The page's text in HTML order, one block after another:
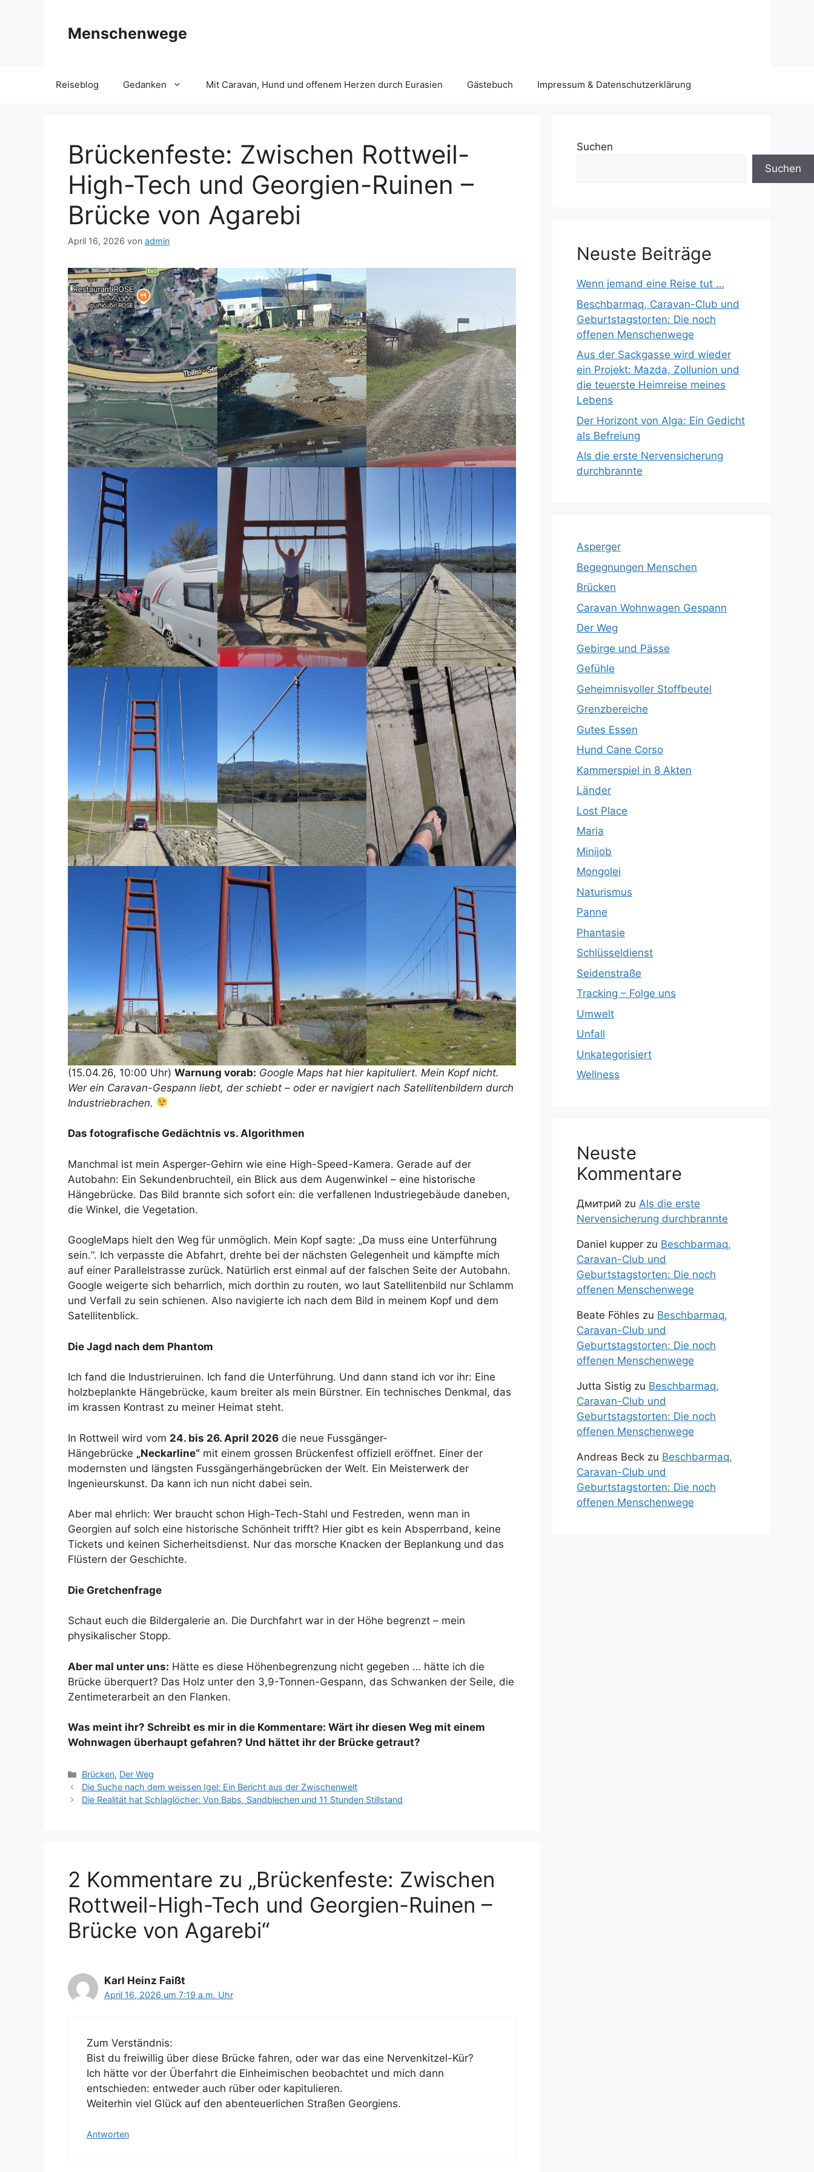
Menschenwege
Reiseblog Gedanken Mit Caravan, Hund und offenem Herzen durch Eurasien Gästebuch Impressum & Datenschutzerklärung
Brückenfeste: Zwischen Rottweil-
High-Tech und Georgien-Ruinen –
Brücke von Agarebi
April 16, 2026 von admin
(15.04.26, 10:00 Uhr) Warnung vorab: Google Maps hat hier kapituliert. Mein Kopf nicht.
Wer ein Caravan-Gespann liebt, der schiebt – oder er navigiert nach Satellitenbildern durch
Industriebrachen.
Das fotografische Gedächtnis vs. Algorithmen
Manchmal ist mein Asperger-Gehirn wie eine High-Speed-Kamera. Gerade auf der
Autobahn: Ein Sekundenbruchteil, ein Blick aus dem Augenwinkel – eine historische
Hängebrücke. Das Bild brannte sich sofort ein: die verfallenen Industriegebäude daneben,
die Winkel, die Vegetation.
GoogleMaps hielt den Weg für unmöglich. Mein Kopf sagte: „Da muss eine Unterführung
sein.“. Ich verpasste die Abfahrt, drehte bei der nächsten Gelegenheit und kämpfte mich
auf einer Parallelstrasse zurück. Natürlich erst einmal auf der falschen Seite der Autobahn.
Google weigerte sich beharrlich, mich dorthin zu routen, wo laut Satellitenbild nur Schlamm
und Verfall zu sein schienen. Also navigierte ich nach dem Bild in meinem Kopf und dem
Satellitenblick.
Die Jagd nach dem Phantom
Ich fand die Industrieruinen. Ich fand die Unterführung. Und dann stand ich vor ihr: Eine
holzbeplankte Hängebrücke, kaum breiter als mein Bürstner. Ein technisches Denkmal, das
im krassen Kontrast zu meiner Heimat steht.
In Rottweil wird vom 24. bis 26. April 2026 die neue Fussgänger-
Hängebrücke „Neckarline“ mit einem grossen Brückenfest offiziell eröffnet. Einer der
modernsten und längsten Fussgängerhängebrücken der Welt. Ein Meisterwerk der
Ingenieurskunst. Da kann ich nun nicht dabei sein.
Aber mal ehrlich: Wer braucht schon High-Tech-Stahl und Festreden, wenn man in
Georgien auf solch eine historische Schönheit trifft? Hier gibt es kein Absperrband, keine
Tickets und keinen Sicherheitsdienst. Nur das morsche Knacken der Beplankung und das
Flüstern der Geschichte.
Die Gretchenfrage
Schaut euch die Bildergalerie an. Die Durchfahrt war in der Höhe begrenzt – mein
physikalischer Stopp.
Aber mal unter uns: Hätte es diese Höhenbegrenzung nicht gegeben … hätte ich die
Brücke überquert? Das Holz unter den 3,9-Tonnen-Gespann, das Schwanken der Seile, die
Zentimeterarbeit an den Flanken.
Was meint ihr? Schreibt es mir in die Kommentare: Wärt ihr diesen Weg mit einem
Wohnwagen überhaupt gefahren? Und hättet ihr der Brücke getraut?
Kategorien
Brücken, Der Weg
Die Suche nach dem weissen Igel: Ein Bericht aus der Zwischenwelt
Die Realität hat Schlaglöcher: Von Babs, Sandblechen und 11 Stunden Stillstand
2 Kommentare zu „Brückenfeste: Zwischen
Rottweil-High-Tech und Georgien-Ruinen –
Brücke von Agarebi“
Karl Heinz Faißt
April 16, 2026 um 7:19 a.m. Uhr
Zum Verständnis:
Bist du freiwillig über diese Brücke fahren, oder war das eine Nervenkitzel-Kür?
Ich hätte vor der Überfahrt die Einheimischen beobachtet und mich dann
entschieden: entweder auch rüber oder kapitulieren.
Weiterhin viel Glück auf den abenteuerlichen Straßen Georgiens.
Antworten
Suchen
Suchen
Neuste Beiträge
Wenn jemand eine Reise tut …
Beschbarmaq, Caravan-Club und
Geburtstagstorten: Die noch
offenen Menschenwege
Aus der Sackgasse wird wieder
ein Projekt: Mazda, Zollunion und
die teuerste Heimreise meines
Lebens
Der Horizont von Alga: Ein Gedicht
als Befreiung
Als die erste Nervensicherung
durchbrannte
Asperger
Begegnungen Menschen
Brücken
Caravan Wohnwagen Gespann
Der Weg
Gebirge und Pässe
Gefühle
Geheimnisvoller Stoffbeutel
Grenzbereiche
Gutes Essen
Hund Cane Corso
Kammerspiel in 8 Akten
Länder
Lost Place
Maria
Minijob
Mongolei
Naturismus
Panne
Phantasie
Schlüsseldienst
Seidenstraße
Tracking – Folge uns
Umwelt
Unfall
Unkategorisiert
Wellness
Neuste
Kommentare
Дмитрий zu Als die erste
Nervensicherung durchbrannte
Daniel kupper zu Beschbarmaq,
Caravan-Club und
Geburtstagstorten: Die noch
offenen Menschenwege
Beate Föhles zu Beschbarmaq,
Caravan-Club und
Geburtstagstorten: Die noch
offenen Menschenwege
Jutta Sistig zu Beschbarmaq,
Caravan-Club und
Geburtstagstorten: Die noch
offenen Menschenwege
Andreas Beck zu Beschbarmaq,
Caravan-Club und
Geburtstagstorten: Die noch
offenen Menschenwege